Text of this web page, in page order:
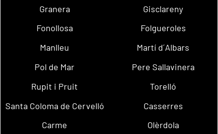
Granera
Gisclareny
Fonollosa
Folgueroles
Manlleu
Martí d´Albars
Pol de Mar
Pere Sallavinera
Rupit i Pruit
Torelló
Santa Coloma de Cervelló
Casserres
Carme
Olèrdola